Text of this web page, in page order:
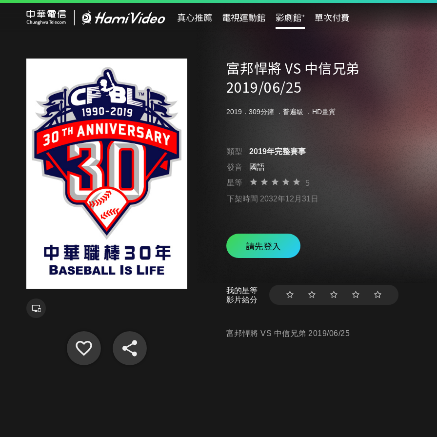
真心推薦 電視運動館 影劇館⁺ 單次付費
富邦悍將 VS 中信兄弟
2019/06/25
2019．309分鐘 ． 普遍級 ．HD畫質
類型
2019年完整賽事
發音
國語
星等
5
下架時間 2032年12月31日
請先登入
我的星等
影片給分
富邦悍將 VS 中信兄弟 2019/06/25